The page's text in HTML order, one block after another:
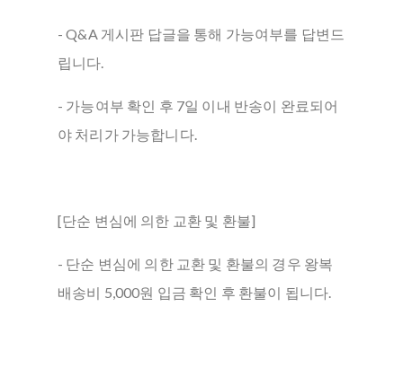
- Q&A 게시판 답글을 통해 가능여부를 답변드
립니다.
- 가능여부 확인 후 7일 이내 반송이 완료되어
야 처리가 가능합니다.
[단순 변심에 의한 교환 및 환불]
- 단순 변심에 의한 교환 및 환불의 경우 왕복
배송비 5,000원 입금 확인 후 환불이 됩니다.